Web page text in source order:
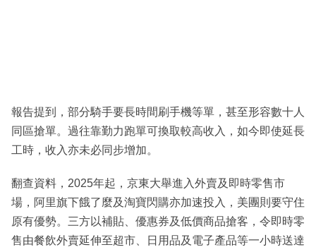
報告提到，部分騎手要長時間刷手機等單，甚至形容數十人
同區搶單。過往靠勤力跑單可換取較高收入，如今即使延長
工時，收入亦未必同步增加。
翻查資料，2025年起，京東大舉進入外賣及即時零售市
場，阿里旗下餓了麼及淘寶閃購亦加速投入，美團則要守住
原有優勢。三方以補貼、優惠券及低價商品搶客，令即時零
售由餐飲外賣延伸至超市、日用品及電子產品等一小時送達